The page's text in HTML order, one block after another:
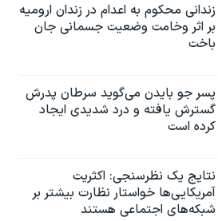
زندانی محکوم به اعدام در زندان ارومیه
بر اثر وخامت وضعیت جسمانی جان
باخت
پسر جو بایدن می‌گوید سرطان پدرش
گسترش یافته و درد شدیدی ایجاد
کرده است
نتایج یک نظرسنجی: اکثریت
آمریکایی‌ها خواستار نظارت بیشتر بر
شبکه‌های اجتماعی هستند